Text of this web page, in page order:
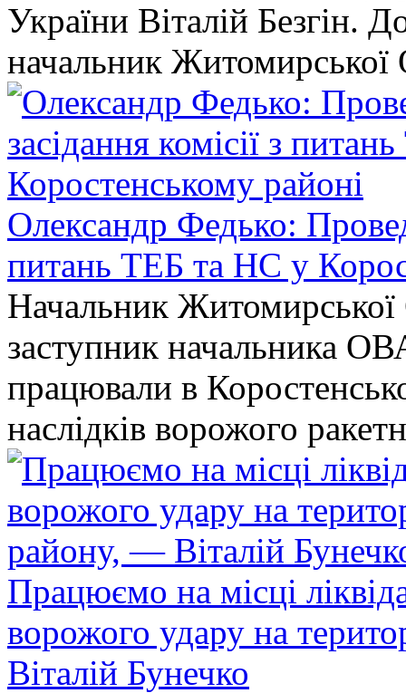
України Віталій Безгін.
начальник
Олександр Федько:
питань ТЕБ та НС у
Начальник
заступник начальника
працювали в
наслідків ворожого
Працюємо на місці
ворожого удару на
Віталій Бунечко